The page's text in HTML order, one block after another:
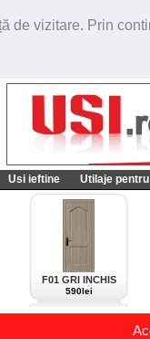
de vizitare. Prin
Usi ieftine Utilaje
F01 GRI INCHIS
590lei